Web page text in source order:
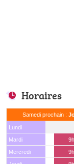
Horaires
Samedi prochain :
Lundi
Mardi
Mercredi